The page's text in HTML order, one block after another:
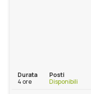
Durata
4 ore
Posti
Disponibili